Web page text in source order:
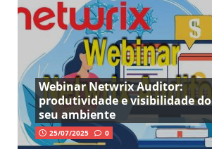
Webinar Netwrix Auditor:
produtividade e visibilidade do
seu ambiente
25/07/2025 0